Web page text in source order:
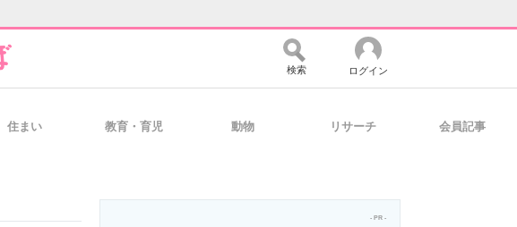
検索 ログイン
住まい 教育・育児 動物 リサーチ 会員記事
- PR -